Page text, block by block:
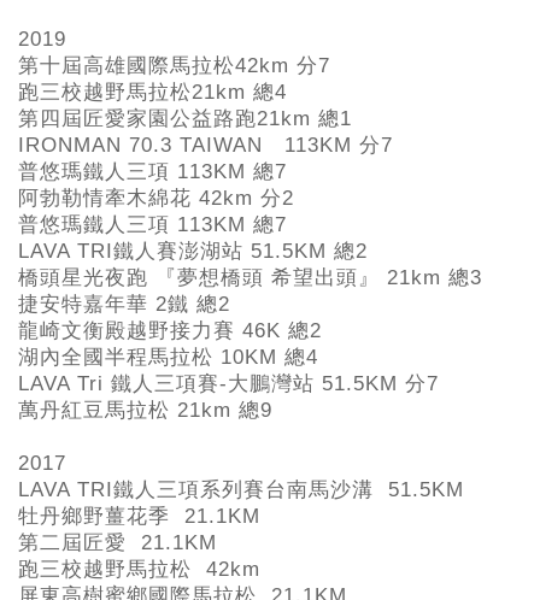
2019
第十屆高雄國際馬拉松42km 分7
跑三校越野馬拉松21km 總4
第四屆匠愛家園公益路跑21km 總1
IRONMAN 70.3 TAIWAN 113KM 分7
普悠瑪鐵人三項 113KM 總7
阿勃勒情牽木綿花 42km 分2
普悠瑪鐵人三項 113KM 總7
LAVA TRI 鐵人賽澎湖站 51.5KM 總2
橋頭星光夜跑 『夢想橋頭 希望出頭』 21km 總3
捷安特嘉年華 2鐵 總2
龍崎文衡殿越野接力賽 46K 總2
湖內全國半程馬拉松 10KM 總4
LAVA Tri 鐵人三項賽-大鵬灣站 51.5KM 分7
萬丹紅豆馬拉松 21km 總9
2017
LAVA TRI 鐵人三項系列賽台南馬沙溝 51.5KM
牡丹鄉野薑花季 21.1KM
第二屆匠愛 21.1KM
跑三校越野馬拉松 42km